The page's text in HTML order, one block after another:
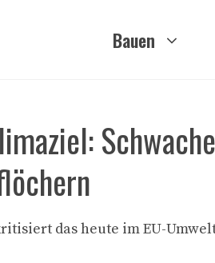
Bauen
das heute im EU-